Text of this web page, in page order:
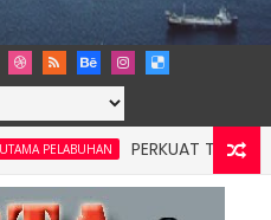
PERKUAT TATA KELOLA
Keluhan dan Kebutuhan